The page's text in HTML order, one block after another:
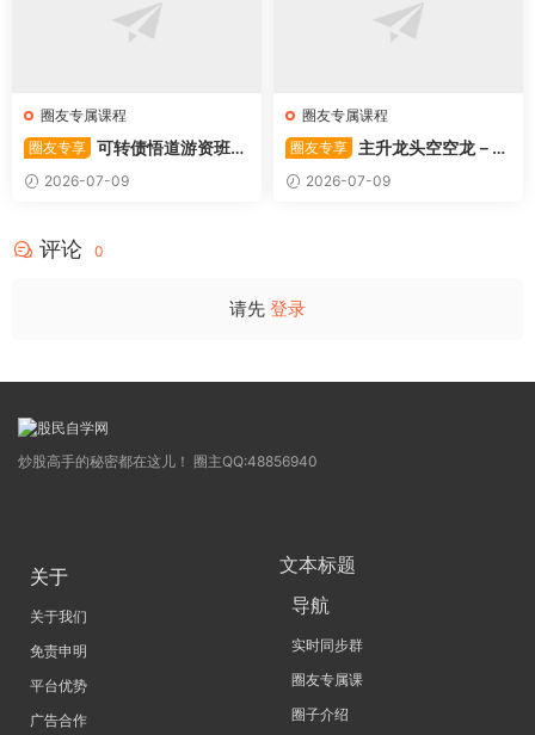
圈友专属课程
圈友专享 可转债悟道游资班出
奇系列悟道系列守正系列课程-
卓妍
2026-07-09
圈友专属课程
圈友专享
主升龙头空空龙－竞
价抢筹盘口的量化公式与十几
年的体系干货，全篇2026061
2026-07-09
评论 0
请先 登录
炒股高手的秘密都在这儿！ 圈主QQ:48856940
关于
关于我们
免责申明
平台优势
广告合作
文本标题
导航
实时同步群
圈友专属课
圈子介绍